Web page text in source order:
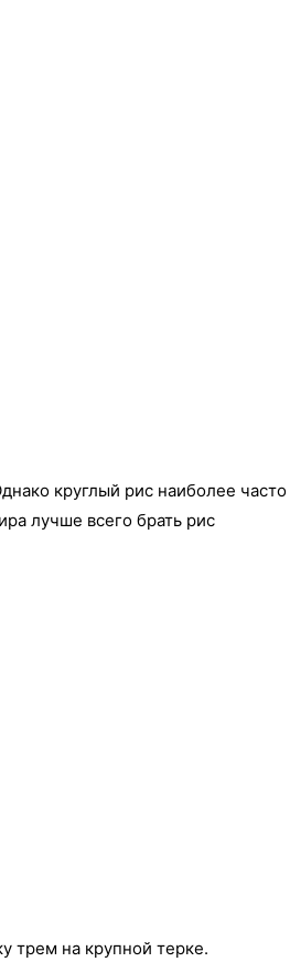
круглый рис наиболее часто
лучше всего брать рис
трем на крупной терке.